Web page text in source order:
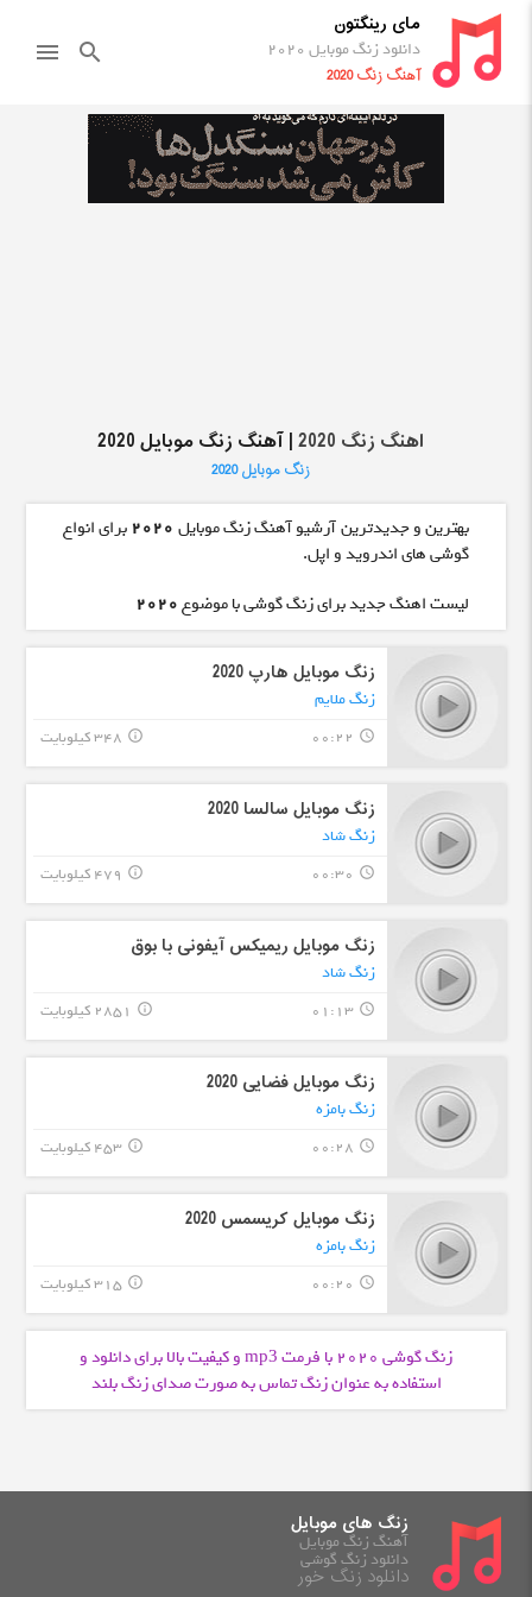
مای رینگتون
دانلود زنگ موبایل 2020
آهنگ زنگ 2020
search
menu
اهنگ زنگ 2020 | آهنگ زنگ موبایل 2020
زنگ موبایل 2020
بهترین و جدیدترین آرشیو آهنگ زنگ موبایل 2020 برای انواع
گوشی های اندروید و اپل.
لیست اهنگ جدید برای زنگ گوشی با موضوع2020
زنگ موبایل هارپ 2020
زنگ ملایم
query_builder
00:22 348 کیلوبایت info_outline
زنگ موبایل سالسا 2020
زنگ شاد
query_builder
00:30 479 کیلوبایت info_outline
زنگ موبایل ریمیکس آیفونی با بوق
زنگ شاد
query_builder
01:13 2851 کیلوبایت info_outline
زنگ موبایل فضایی 2020
زنگ بامزه
query_builder
00:28 453 کیلوبایت info_outline
زنگ موبایل کریسمس 2020
زنگ بامزه
query_builder
00:20 315 کیلوبایت info_outline
زنگ گوشی 2020 با فرمت mp3 و کیفیت بالا برای دانلود و
استفاده به عنوان زنگ تماس به صورت صدای زنگ بلند
زنگ های موبایل
آهنگ زنگ موبایل
دانلود زنگ گوشی
دانلود زنگ خور